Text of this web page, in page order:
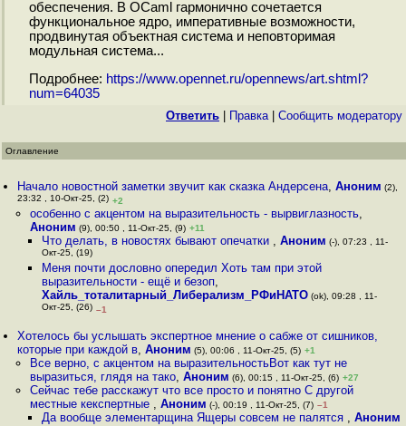
обеспечения. В OCaml гармонично сочетается
функциональное ядро, императивные возможности,
продвинутая объектная система и неповторимая
модульная система...
Подробнее: https://www.opennet.ru/opennews/art.shtml?
num=64035
Ответить Правка| Cообщить модератору
Оглавление
Начало новостной заметки звучит как сказка Андерсена,Аноним (2),
23:32 , 10-Окт-25, (2) +2
особенно с акцентом на выразительность - вырвиглазность,
Аноним (9), 00:50 , 11-Окт-25, (9) +11
Что делать, в новостях бывают опечатки , Аноним (-), 07:23 , 11-
Окт-25, (19)
Меня почти дословно опередил Хоть там при этой
выразительности - ещё и безоп,
Хайль_тоталитарный_Либерализм_РФиНАТО(ok), 09:28 , 11-
Окт-25, (26) –1
Хотелось бы услышать экспертное мнение о сабже от сишников,
которые при каждой в,Аноним (5), 00:06 , 11-Окт-25, (5) +1
Все верно, с акцентом на выразительностьВот как тут не
выразиться, глядя на тако, Аноним (6), 00:15 , 11-Окт-25, (6) +27
Сейчас тебе расскажут что все просто и понятно С другой
местные кекспертные , Аноним (-), 00:19 , 11-Окт-25, (7) –1
Да вообще элементарщина Ящеры совсем не палятся , Аноним